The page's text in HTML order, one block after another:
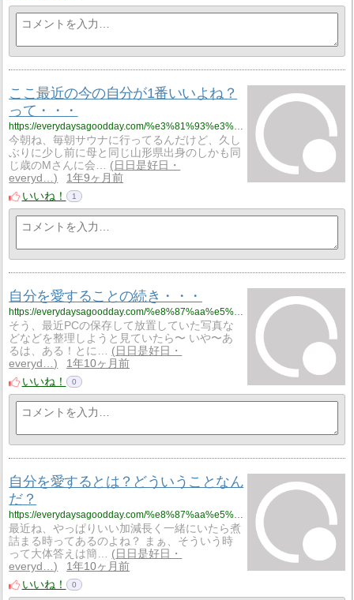
ここ最近の今の自分が1番いいよね？
って・・・
今朝ね、毎朝サウナに行ってるんだけど、久し
ぶりに少し前に母と同じ山形県出身のしかも同
じ歳のMさんに会…
日日是好日・
everyd…
1年9ヶ月前
いいね！
1
自分を愛することの続き・・・
そう、最近PCの保存して放置していた写真な
どなどを整理しようと見ていたら〜 いや〜あ
るは、ある！とに…
日日是好日・
everyd…
1年10ヶ月前
いいね！
0
自分を愛するとは？どういうことなん
だ？
最近ね、やっぱりいい加減長く一緒にいたら煮
詰まる時ってあるのよね？ まぁ、そういう時
って大体答えは簡…
日日是好日・
everyd…
1年10ヶ月前
いいね！
0